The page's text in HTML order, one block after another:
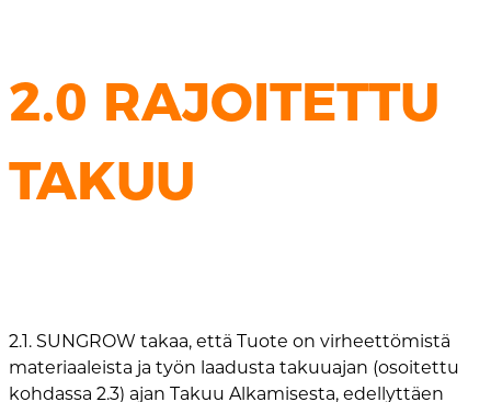
2.0 RAJOITETTU
TAKUU
2.1. SUNGROW takaa, että Tuote on virheettömistä
materiaaleista ja työn laadusta takuuajan (osoitettu
kohdassa 2.3) ajan Takuu Alkamisesta, edellyttäen